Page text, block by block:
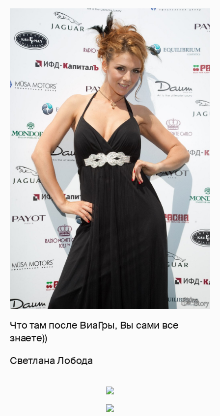
Украинская певица, ведущая, автор
песен, дизайнер собственной марки
«F*ck' n' macho»
Татьяна Котова